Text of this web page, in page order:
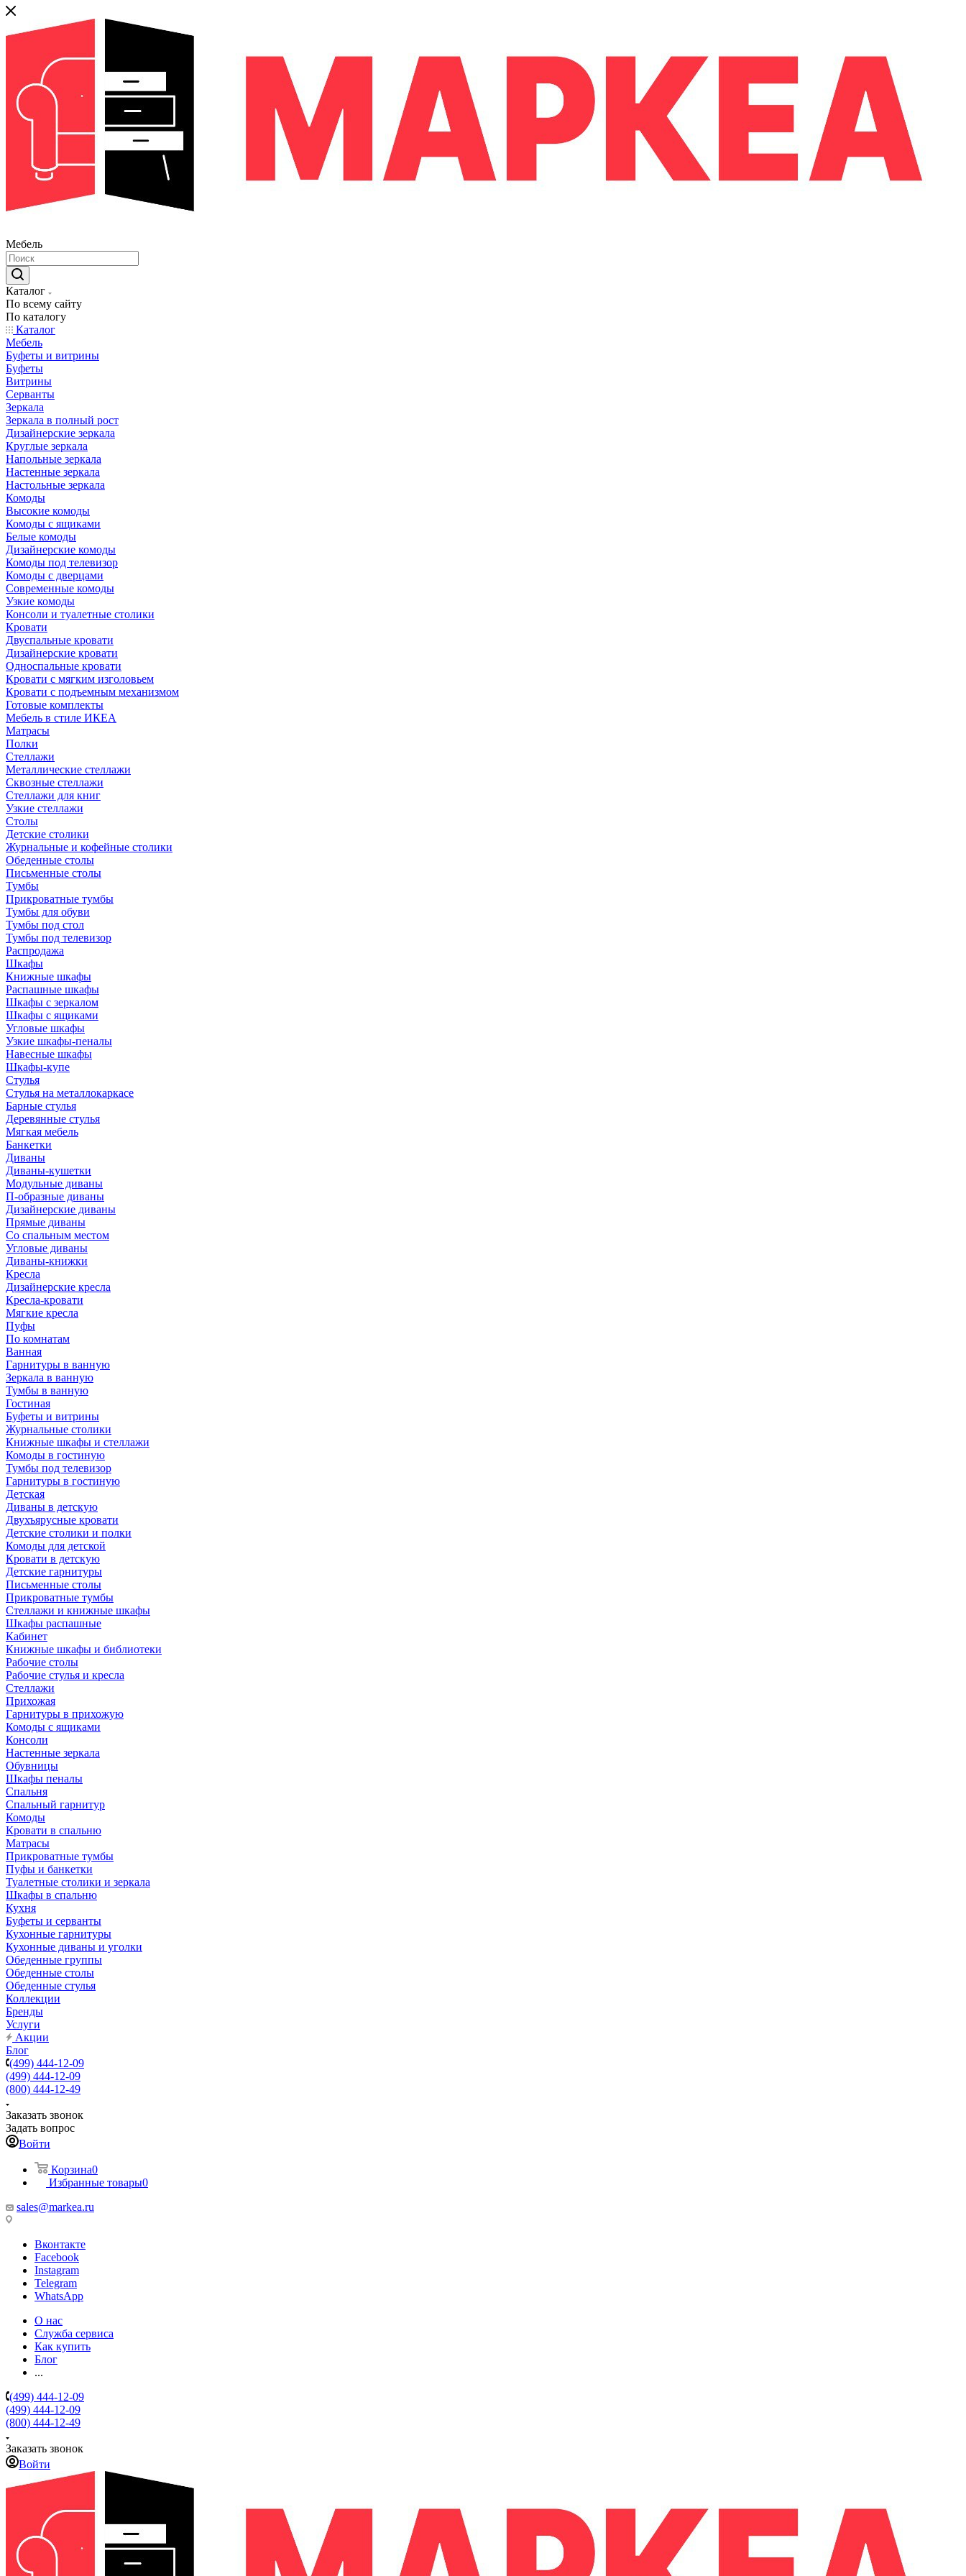
Мебель
Каталог
По всему сайту
По каталогу
Каталог
Мебель
Буфеты и витрины
Буфеты
Витрины
Серванты
Зеркала
Зеркала в полный рост
Дизайнерские зеркала
Круглые зеркала
Напольные зеркала
Настенные зеркала
Настольные зеркала
Комоды
Высокие комоды
Комоды с ящиками
Белые комоды
Дизайнерские комоды
Комоды под телевизор
Комоды с дверцами
Современные комоды
Узкие комоды
Консоли и туалетные столики
Кровати
Двуспальные кровати
Дизайнерские кровати
Односпальные кровати
Кровати с мягким изголовьем
Кровати с подъемным механизмом
Готовые комплекты
Мебель в стиле ИКЕА
Матрасы
Полки
Стеллажи
Металлические стеллажи
Сквозные стеллажи
Стеллажи для книг
Узкие стеллажи
Столы
Детские столики
Журнальные и кофейные столики
Обеденные столы
Письменные столы
Тумбы
Прикроватные тумбы
Тумбы для обуви
Тумбы под стол
Тумбы под телевизор
Распродажа
Шкафы
Книжные шкафы
Распашные шкафы
Шкафы с зеркалом
Шкафы с ящиками
Угловые шкафы
Узкие шкафы-пеналы
Навесные шкафы
Шкафы-купе
Стулья
Стулья на металлокаркасе
Барные стулья
Деревянные стулья
Мягкая мебель
Банкетки
Диваны
Диваны-кушетки
Модульные диваны
П-образные диваны
Дизайнерские диваны
Прямые диваны
Со спальным местом
Угловые диваны
Диваны-книжки
Кресла
Дизайнерские кресла
Кресла-кровати
Мягкие кресла
Пуфы
По комнатам
Ванная
Гарнитуры в ванную
Зеркала в ванную
Тумбы в ванную
Гостиная
Буфеты и витрины
Журнальные столики
Книжные шкафы и стеллажи
Комоды в гостиную
Тумбы под телевизор
Гарнитуры в гостиную
Детская
Диваны в детскую
Двухъярусные кровати
Детские столики и полки
Комоды для детской
Кровати в детскую
Детские гарнитуры
Письменные столы
Прикроватные тумбы
Стеллажи и книжные шкафы
Шкафы распашные
Кабинет
Книжные шкафы и библиотеки
Рабочие столы
Рабочие стулья и кресла
Стеллажи
Прихожая
Гарнитуры в прихожую
Комоды с ящиками
Консоли
Настенные зеркала
Обувницы
Шкафы пеналы
Спальня
Спальный гарнитур
Комоды
Кровати в спальню
Матрасы
Прикроватные тумбы
Пуфы и банкетки
Туалетные столики и зеркала
Шкафы в спальню
Кухня
Буфеты и серванты
Кухонные гарнитуры
Кухонные диваны и уголки
Обеденные группы
Обеденные столы
Обеденные стулья
Коллекции
Бренды
Услуги
Акции
Блог
(499) 444-12-09
(499) 444-12-09
(800) 444-12-49
Заказать звонок
Задать вопрос
Войти
Корзина0
Избранные товары0
sales@markea.ru
Вконтакте
Facebook
Instagram
Telegram
WhatsApp
О нас
Служба сервиса
Как купить
Блог
...
(499) 444-12-09
(499) 444-12-09
(800) 444-12-49
Заказать звонок
Войти